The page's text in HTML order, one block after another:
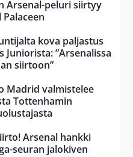
Arsenal-peluri siirtyy
Palaceen
kova paljastus
Juniorista: ”Arsenalissa
siirtoon”
Madrid valmistelee
Tottenhamin
Arsenal hankki
seuran jalokiven